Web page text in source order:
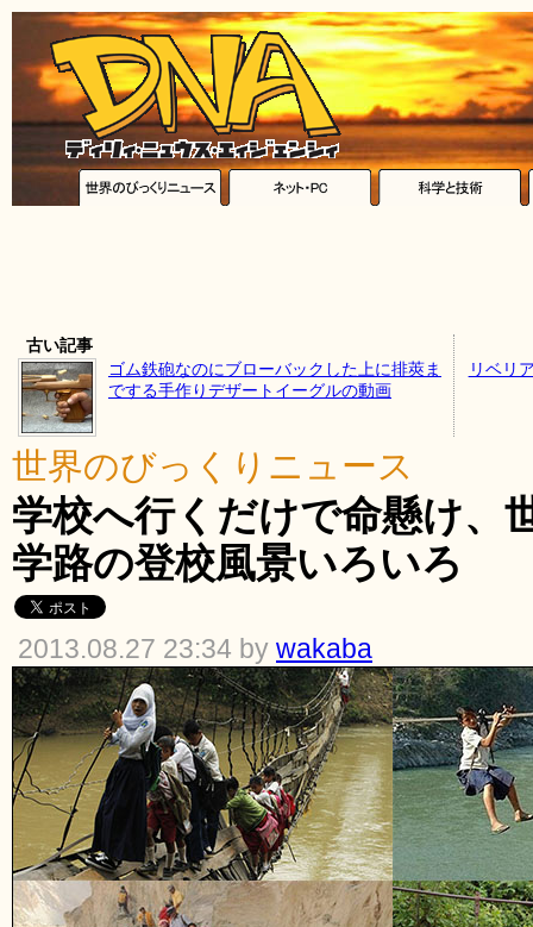
古い記事
ゴム鉄砲なのにブローバックした上に排莢ま
でする手作りデザートイーグルの動画
リベリ
世界のびっくりニュース
学校へ行くだけで命懸け、
学路の登校風景いろいろ
2013.08.27 23:34 by wakaba